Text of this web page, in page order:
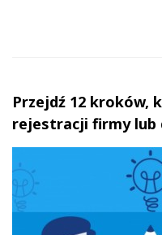
Przejdź 12 kroków,
rejestracji firmy lub